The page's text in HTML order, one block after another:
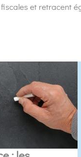
et retracent